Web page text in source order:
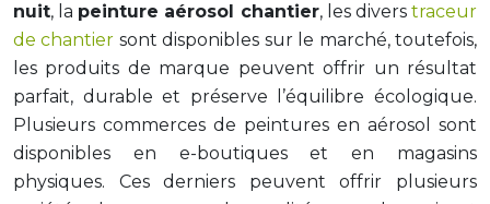
nuit, la peinture aérosol chantier, les diverstraceur
de chantier sont disponibles sur le marché, toutefois,
les produits de marque peuvent offrir un résultat
parfait, durable et préserve l’équilibre écologique.
Plusieurs commerces de peintures en aérosol sont
disponibles en e-boutiques et en magasins
physiques. Ces derniers peuvent offrir plusieurs